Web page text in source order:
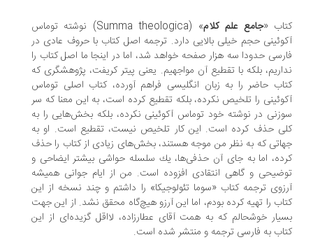
«جامع علم كلام
» (Summa theologica) نوشته توماس
حجم خیلی بالایی دارد. ترجمه اصل كتاب با حروف عادی در
حدودا سه هزار صفحه خواهد شد، اما در اینجا ما اصل كتاب را
بلكه با تقطیع آن مواجهیم. یعنی پیتر كریفت، پژوهشگری كه
حاضر را به زبان انگلیسی فراهم آورده، كتاب اصلی توماس
را تلخیص نكرده، بلكه تقطیع كرده است، به این معنا كه سر
در نوشته خود توماس آكوئینی نكرده، بلكه بخش‌هایی را به
حذف كرده است. این كار تلخیص نیست، تقطیع است. او به
كه به نظر من موجه هستند، بخش‌های زیادی از كتاب را حذف
اما به جای آن حذفی‌ها، یك سلسله حواشی بیشتر ایضاحی و
و گاهی انتقادی افزوده است. من از ایام جوانی همیشه
ترجمه كتاب «سوما تئولوجیكا» را داشتم و چند نسخه از این
را تهیه كرده بودم، اما این آرزو هیچ‌گاه محقق نشد. از این جهت
خوشحالم كه به همت آقای عطارزاده، لااقل گزیده‌ای از این
به فارسی ترجمه و منتشر شده است.